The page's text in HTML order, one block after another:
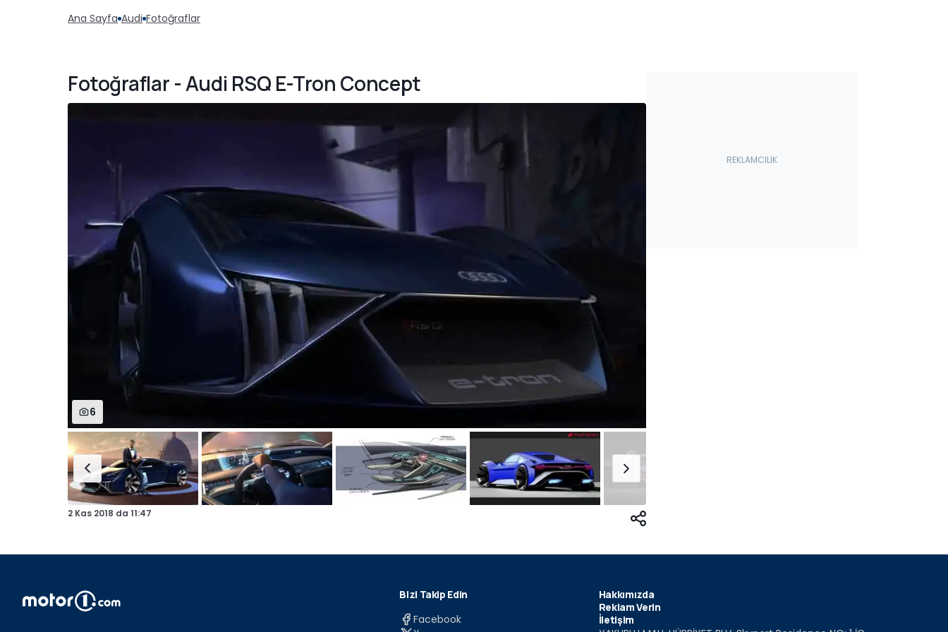
Ana Sayfa Audi Fotoğraflar
Fotoğraflar - Audi RSQ E-Tron Concept
6
2 Kas 2018 da 11:47
Bizi Takip Edin
Facebook
Hakkımızda
Reklam Verin
İletişim